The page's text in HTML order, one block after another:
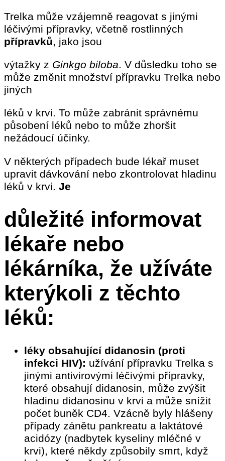
Trelka může vzájemně reagovat s jinými
léčivými přípravky, včetně rostlinných
přípravků, jako jsou
výtažky z Ginkgo biloba. V důsledku toho se
může změnit množství přípravku Trelka nebo
jiných
léků v krvi. To může zabránit správnému
působení léků nebo to může zhoršit
nežádoucí účinky.
V některých případech bude lékař muset
upravit dávkování nebo zkontrolovat hladinu
léků v krvi. Je
důležité informovat
lékaře nebo
lékárníka, že užíváte
kterýkoli z těchto
léků:
léky obsahující didanosin (proti
infekci HIV): užívání přípravku Trelka s
jinými antivirovými léčivými přípravky,
které obsahují didanosin, může zvýšit
hladinu didanosinu v krvi a může snížit
počet buněk CD4. Vzácně byly hlášeny
případy zánětu pankreatu a laktátové
acidózy (nadbytek kyseliny mléčné v
krvi), které někdy způsobily smrt, když